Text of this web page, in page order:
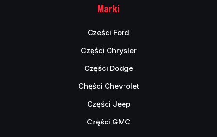
Marki
Cześci Ford
Części Chrysler
Części Dodge
Chęści Chevrolet
Części Jeep
Części GMC